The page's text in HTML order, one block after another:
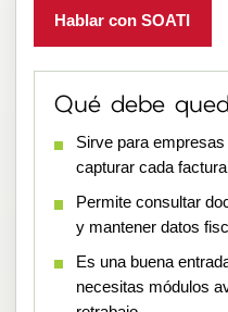
Hablar con SOATI
Qué debe
Sirve para
capturar cada
Permite consultar
y mantener datos
Es una buena
necesitas módulos